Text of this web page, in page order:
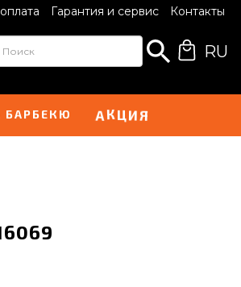
Гарантия и сервис Контакты
RU
БАРБЕКЮ АКЦИЯ